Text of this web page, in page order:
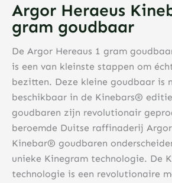
Argor Heraeus
gram goudbaar
De Argor Hereaus 1 gram
is een van kleinste stappen om
bezitten. Deze kleine goudbaar is
beschikbaar in de Kinebars®
goudbaren zijn revolutionair
beroemde Duitse raffinaderij
Kinebar® goudbaren
unieke Kinegram technologie. De
technologie is een revolutionaire